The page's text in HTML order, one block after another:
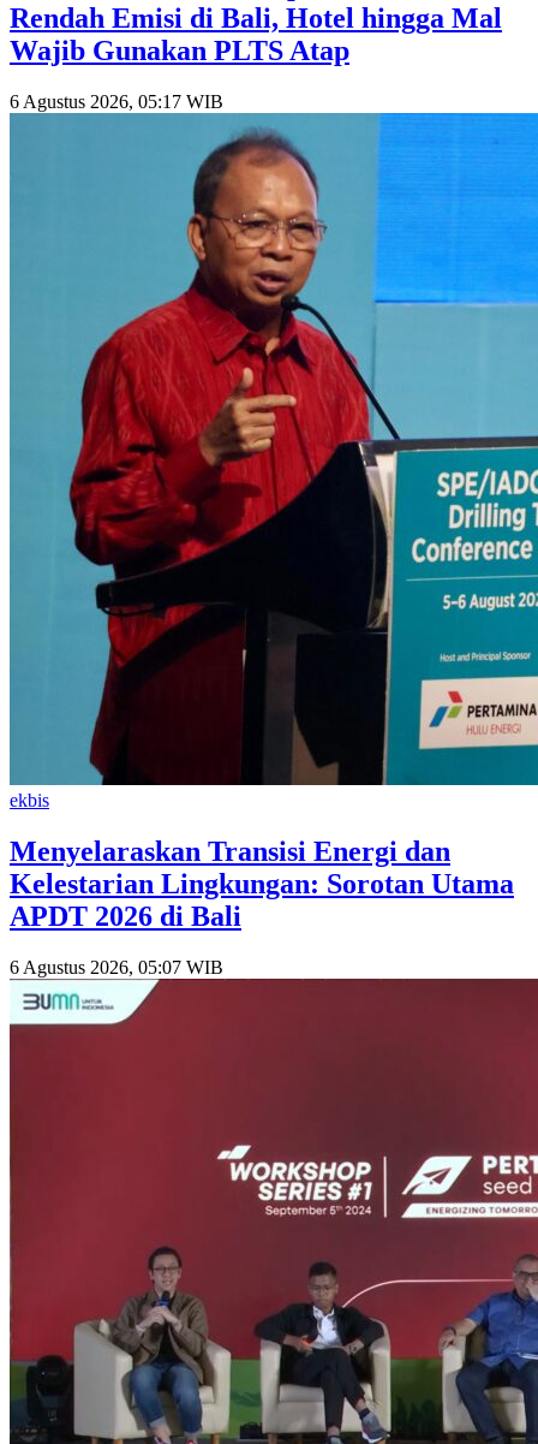
Rendah Emisi di Bali, Hotel hingga Mal
Wajib Gunakan PLTS Atap
6 Agustus 2026, 05:17 WIB
ekbis
Menyelaraskan Transisi Energi dan
Kelestarian Lingkungan: Sorotan Utama
APDT 2026 di Bali
6 Agustus 2026, 05:07 WIB